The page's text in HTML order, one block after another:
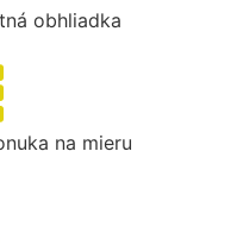
obhliadka
na mieru